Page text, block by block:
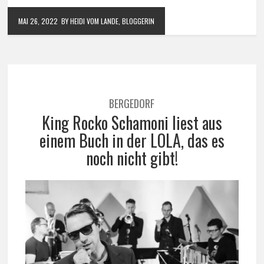
MAI 26, 2022 BY HEIDI VOM LANDE, BLOGGERIN
BERGEDORF
King Rocko Schamoni liest aus
einem Buch in der LOLA, das es
noch nicht gibt!